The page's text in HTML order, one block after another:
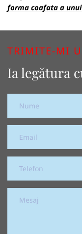
forma coafata a unui
TRIMITE-MI
Ia legătura